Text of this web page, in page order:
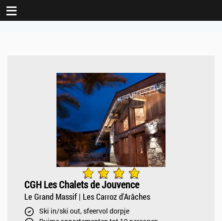
≡
CGH Les Chalets de Jouvence
Le Grand Massif | Les Carroz d'Arâches
Ski in/ski out, sfeervol dorpje